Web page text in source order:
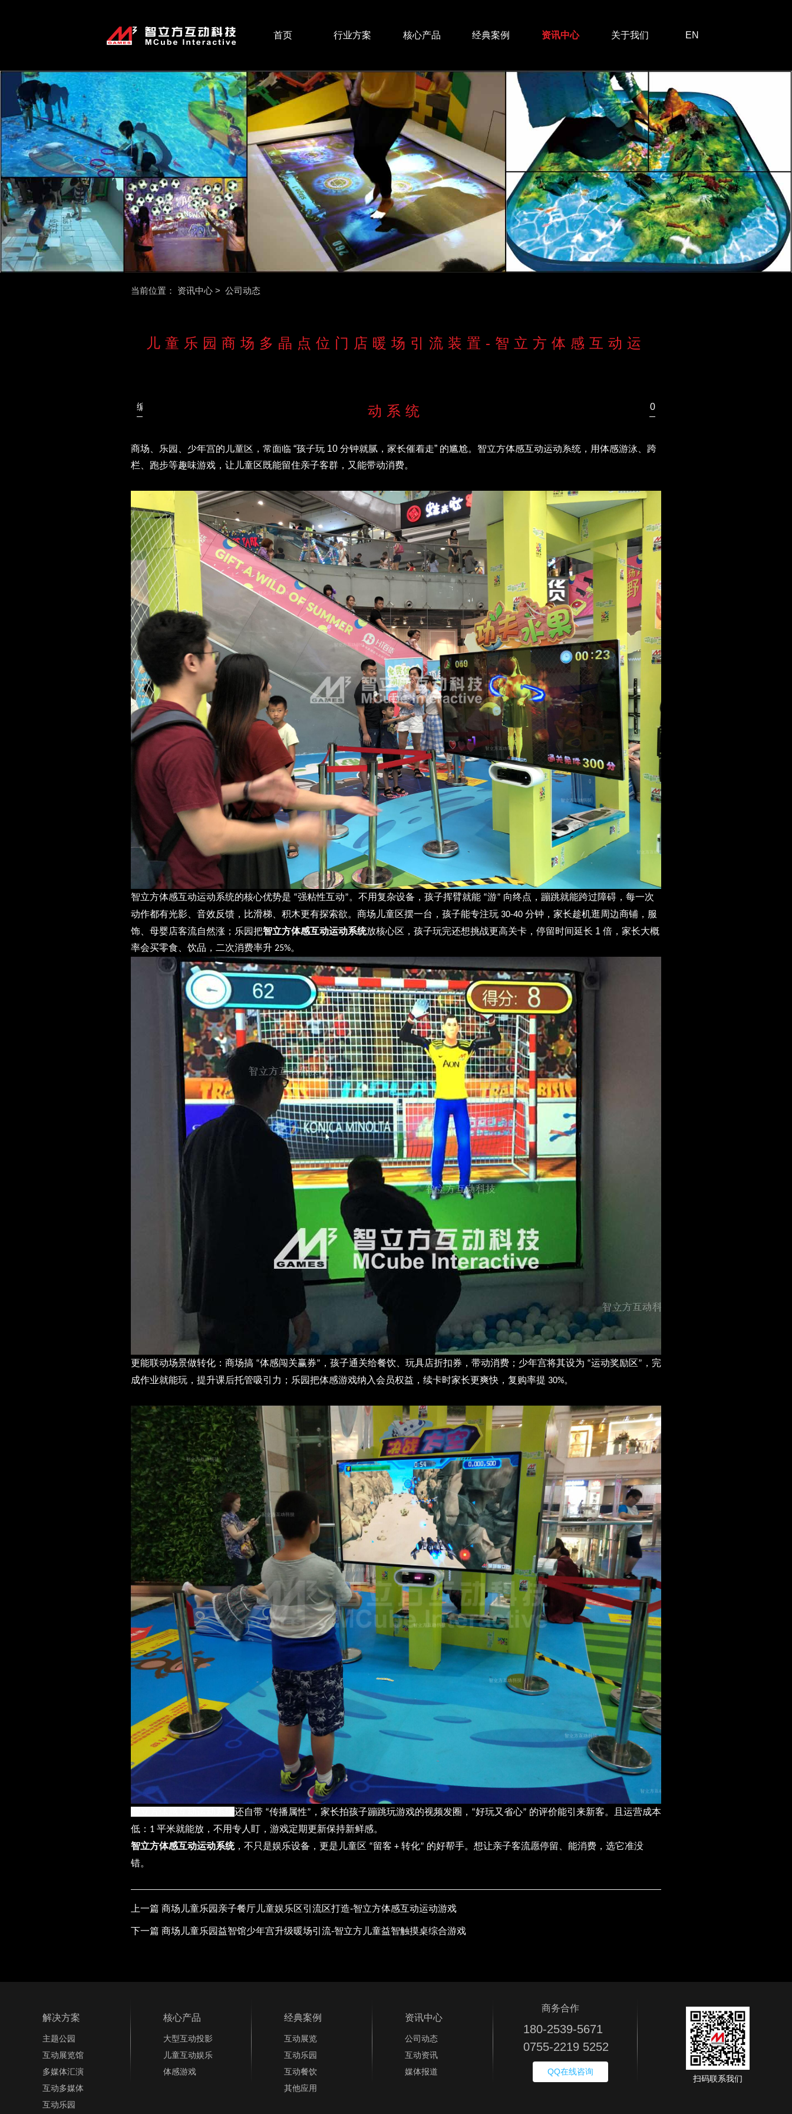
首页 行业方案 核心产品 经典案例 资讯中心 关于我们 EN
当前位置： 资讯中心 > 公司动态
儿童乐园商场多晶点位门店暖场引流装置-智立方体感互动运
动系统
编辑： 2025-11-03 16:57:30
商场、乐园、少年宫的儿童区，常面临 “孩子玩 10 分钟就腻，家长催着走” 的尴尬。 智立方体感互动运动系统 ，用体感游泳、跨
栏、跑步等趣味游戏，让儿童区既能留住亲子客群，又能带动消费。
智立方体感互动运动系统的核心优势是 “强粘性互动”。不用复杂设备，孩子挥臂就能 “游” 向终点，蹦跳就能跨过障碍，每一次
动作都有光影、音效反馈，比滑梯、积木更有探索欲。商场儿童区摆一台，孩子能专注玩 30-40 分钟，家长趁机逛周边商铺，服
饰、母婴店客流自然涨；乐园把智立方体感互动运动系统放核心区，孩子玩完还想挑战更高关卡，停留时间延长 1 倍，家长大概
率会买零食、饮品，二次消费率升 25%。
更能联动场景做转化：商场搞 “体感闯关赢券” ，孩子通关给餐饮、玩具店折扣券，带动消费；少年宫将其设为 “运动奖励区” ，完
成作业就能玩，提升课后托管吸引力；乐园把体感游戏纳入会员权益，续卡时家长更爽快，复购率提 30%。
还自带 “传播属性” ，家长拍孩子蹦跳玩游戏的视频发圈， “好玩又省心” 的评价能引来新客。且运营成本
低： 1 平米就能放，不用专人盯，游戏定期更新保持新鲜感。
智立方体感互动运动系统，不只是娱乐设备，更是儿童区 “留客 + 转化” 的好帮手。想让亲子客流愿停留、能消费，选它准没
错。
上一篇 商场儿童乐园亲子餐厅儿童娱乐区引流区打造-智立方体感互动运动游戏
下一篇 商场儿童乐园益智馆少年宫升级暖场引流-智立方儿童益智触摸桌综合游戏
解决方案
主题公园
互动展览馆
多媒体汇演
互动多媒体
互动乐园
核心产品
大型互动投影
儿童互动娱乐
体感游戏
经典案例
互动展览
互动乐园
互动餐饮
其他应用
资讯中心
公司动态
互动资讯
媒体报道
商务合作
180-2539-5671
0755-2219 5252
QQ在线咨询
扫码联系我们